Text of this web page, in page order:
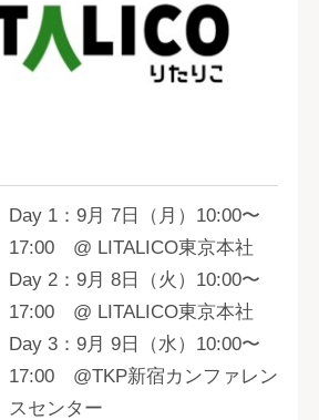
Day 1：9月 7日（月）10:00〜
17:00 @ LITALICO東京本社
Day 2：9月 8日（火）10:00〜
17:00 @ LITALICO東京本社
Day 3：9月 9日（水）10:00〜
17:00 @TKP新宿カンファレン
スセンター